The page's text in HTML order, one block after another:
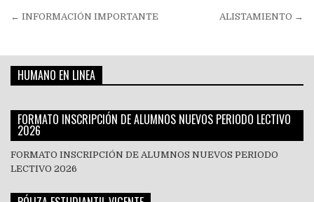
Navegación
entradas
← INFORMACIÓN IMPORTANTE ALISTAMIENTO →
HUMANO EN LINEA
FORMATO INSCRIPCIÓN DE ALUMNOS NUEVOS PERIODO LECTIVO
2026
FORMATO INSCRIPCIÓN DE ALUMNOS NUEVOS PERIODO
LECTIVO 2026